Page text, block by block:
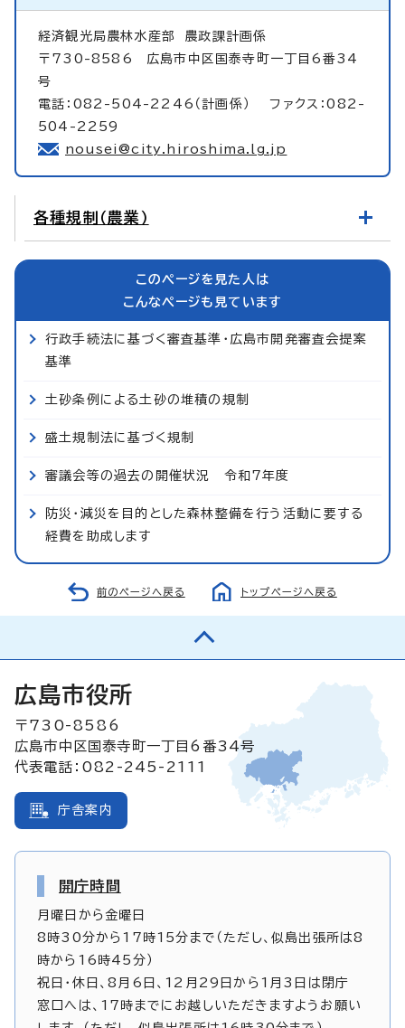
経済観光局農林水産部 農政課計画係
〒730-8586 広島市中区国泰寺町一丁目6番34
号
電話：082-504-2246（計画係） ファクス：082-
504-2259
nousei@city.hiroshima.lg.jp
各種規制（農業）
このページを見た人は
こんなページも見ています
行政手続法に基づく審査基準・広島市開発審査会提案
基準
土砂条例による土砂の堆積の規制
盛土規制法に基づく規制
審議会等の過去の開催状況 令和7年度
防災・減災を目的とした森林整備を行う活動に要する
経費を助成します
前のページへ戻る トップページへ戻る
広島市役所
〒730-8586
広島市中区国泰寺町一丁目6番34号
代表電話：082-245-2111
庁舎案内
開庁時間
月曜日から金曜日
8時30分から17時15分まで（ただし、似島出張所は8
時から16時45分）
祝日・休日、8月6日、12月29日から1月3日は閉庁
窓口へは、17時までにお越しいただきますようお願い